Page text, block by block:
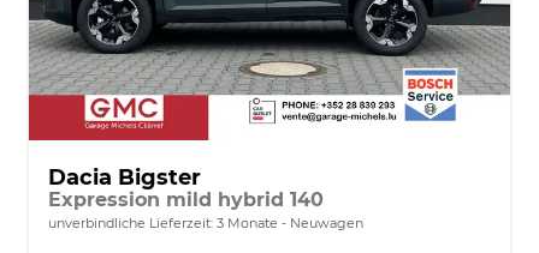
Dacia Bigster
Expression mild hybrid 140
unverbindliche Lieferzeit: 3 Monate Neuwagen